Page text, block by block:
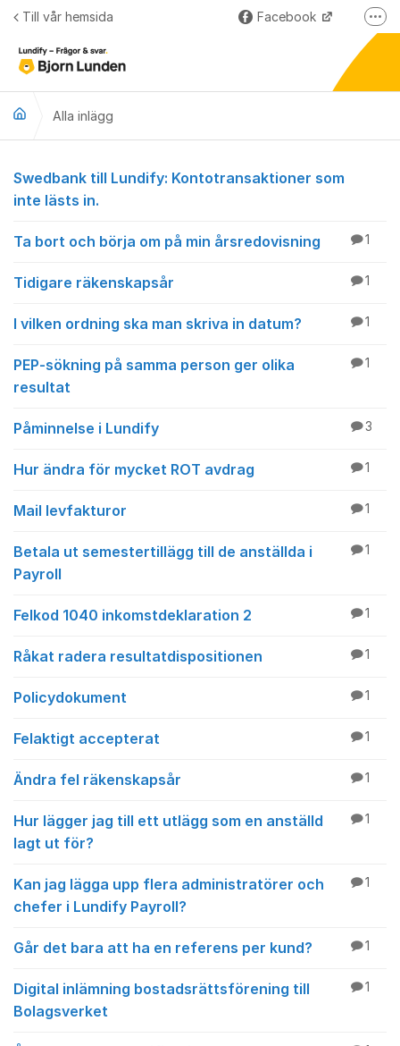
Hoppa till innehåll
Till vår hemsida Facebook
Alla inlägg
Alla inlägg
Swedbank till Lundify: Kontotransaktioner som
inte lästs in.
Ta bort och börja om på min årsredovisning 1
Tidigare räkenskapsår 1
I vilken ordning ska man skriva in datum? 1
PEP-sökning på samma person ger olika
resultat
1
Påminnelse i Lundify 3
Hur ändra för mycket ROT avdrag 1
Mail levfakturor 1
Betala ut semestertillägg till de anställda i
Payroll
1
Felkod 1040 inkomstdeklaration 2 1
Råkat radera resultatdispositionen 1
Policydokument 1
Felaktigt accepterat 1
Ändra fel räkenskapsår 1
Hur lägger jag till ett utlägg som en anställd
lagt ut för?
1
Kan jag lägga upp flera administratörer och
chefer i Lundify Payroll?
1
Går det bara att ha en referens per kund? 1
Digital inlämning bostadsrättsförening till
Bolagsverket
1